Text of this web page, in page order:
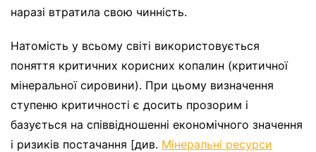
наразі втратила свою чинність.
Натомість у всьому світі використовується
поняття критичних корисних копалин (критичної
мінеральної сировини). При цьому визначення
ступеню критичності є досить прозорим і
базується на співвідношенні економічного значення
і ризиків постачання [див. Мінеральні ресурси